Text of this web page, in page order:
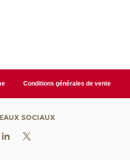
Conditions générales de vente
SOCIAUX